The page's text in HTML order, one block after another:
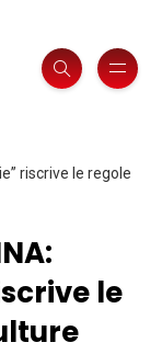
riscrive le regole
le